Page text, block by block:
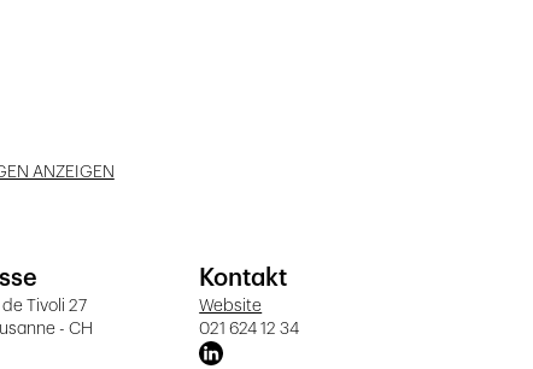
ANZEIGEN
Tivoli 27
- CH
Kontakt
Website
021 624 12 34